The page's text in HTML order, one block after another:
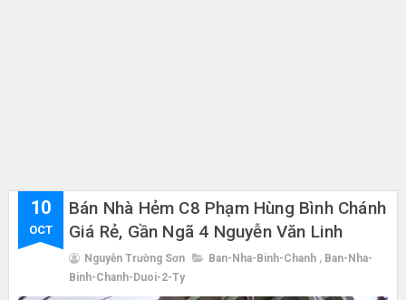
10
OCT
Bán Nhà Hẻm C8 Phạm Hùng Bình Chánh
Giá Rẻ, Gần Ngã 4 Nguyễn Văn Linh
Nguyễn Trường Sơn Ban-Nha-Binh-Chanh , Ban-Nha-
Binh-Chanh-Duoi-2-Ty